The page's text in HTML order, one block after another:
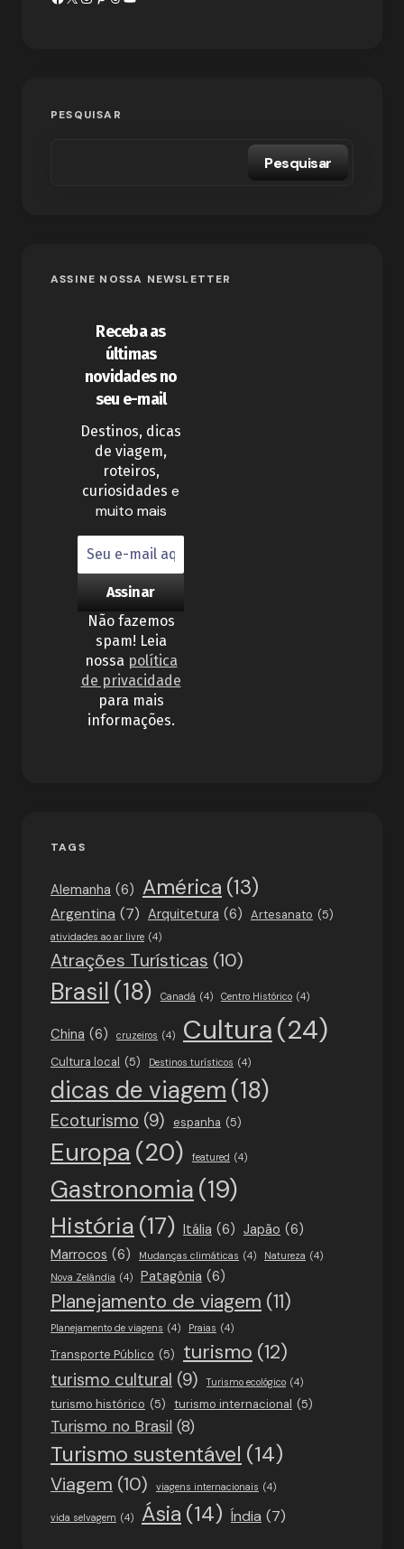
PESQUISAR
Pesquisar
ASSINE NOSSA NEWSLETTER
Receba as
últimas
novidades no
seu e-mail
Destinos, dicas
de viagem,
roteiros,
curiosidades e
muito mais
Não fazemos
spam! Leia
nossa política
de privacidade
para mais
informações.
TAGS
Alemanha (6) América (13)
Argentina (7) Arquitetura (6) Artesanato (5)
atividades ao ar livre (4)
Atrações Turísticas (10)
Brasil (18) Canadá (4) Centro Histórico (4)
China (6) cruzeiros (4) Cultura(24)
Cultura local (5) Destinos turísticos (4)
dicas de viagem (18)
Ecoturismo (9) espanha (5)
Europa (20) featured (4)
Gastronomia (19)
História (17) Itália (6) Japão (6)
Marrocos (6) Mudanças climáticas (4) Natureza (4)
Nova Zelândia (4) Patagônia (6)
Planejamento de viagem (11)
Planejamento de viagens (4) Praias (4)
Transporte Público (5) turismo (12)
turismo cultural (9) Turismo ecológico (4)
turismo histórico (5) turismo internacional (5)
Turismo no Brasil (8)
Turismo sustentável (14)
Viagem (10) viagens internacionais (4)
vida selvagem (4) Ásia (14) Índia (7)